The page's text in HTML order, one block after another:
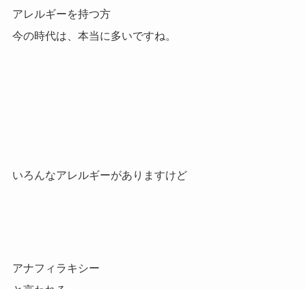
アレルギーを持つ方
今の時代は、本当に多いですね。
いろんなアレルギーがありますけど
アナフィラキシー